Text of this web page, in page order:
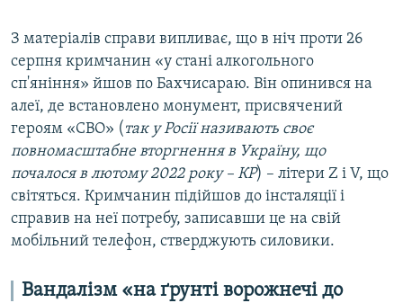
З матеріалів справи випливає, що в ніч проти 26
серпня кримчанин «у стані алкогольного
сп'яніння» йшов по Бахчисараю. Він опинився на
алеї, де встановлено монумент, присвячений
героям «СВО» ( так у Росії називають своє
повномасштабне вторгнення в Україну, що
почалося в лютому 2022 року – КР) – літери Z і V, що
світяться. Кримчанин підійшов до інсталяції і
справив на неї потребу, записавши це на свій
мобільний телефон, стверджують силовики.
Вандалізм «на ґрунті ворожнечі до